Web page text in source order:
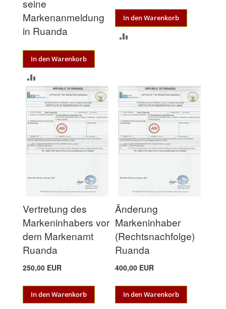
seine
Markenanmeldung
in Ruanda
In den Warenkorb
VERGLEICHSLISTE
HINZUFÜGEN
In den Warenkorb
Vertretung des
Markeninhabers vor
dem Markenamt
Ruanda
250,00 EUR
In den Warenkorb
Änderung
Markeninhaber
(Rechtsnachfolge)
Ruanda
400,00 EUR
In den Warenkorb